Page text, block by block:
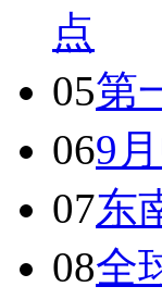
点
05第
069
07东
08全